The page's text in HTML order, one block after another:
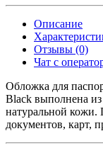
Описание
Отзывы (0)
Чат с
Обложка для
Black выполнена из
натуральной кожи.
документов, карт,